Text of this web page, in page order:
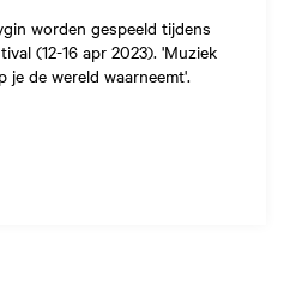
worden gespeeld tijdens
(12-16 apr 2023). 'Muziek
je de wereld waarneemt'.